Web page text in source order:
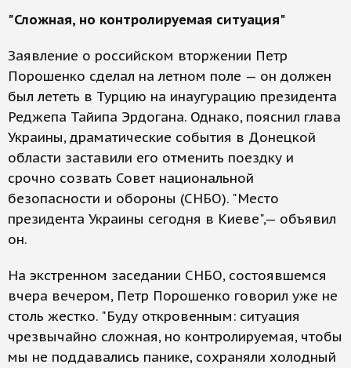
"Сложная, но контролируемая ситуация"
Заявление о российском вторжении Петр
Порошенко сделал на летном поле — он должен
был лететь в Турцию на инаугурацию президента
Реджепа Тайипа Эрдогана. Однако, пояснил глава
Украины, драматические события в Донецкой
области заставили его отменить поездку и
срочно созвать Совет национальной
безопасности и обороны (СНБО). "Место
президента Украины сегодня в Киеве",— объявил
он.
На экстренном заседании СНБО, состоявшемся
вчера вечером, Петр Порошенко говорил уже не
столь жестко. "Буду откровенным: ситуация
чрезвычайно сложная, но контролируемая, чтобы
мы не поддавались панике, сохраняли холодный